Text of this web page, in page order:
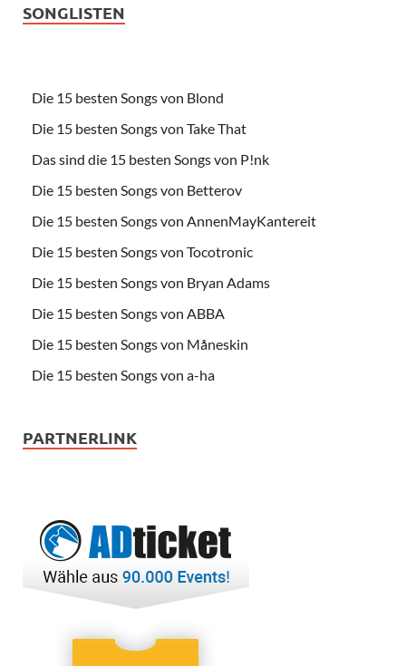
SONGLISTEN
Die 15 besten Songs von Blond
Die 15 besten Songs von Take That
Das sind die 15 besten Songs von P!nk
Die 15 besten Songs von Betterov
Die 15 besten Songs von AnnenMayKantereit
Die 15 besten Songs von Tocotronic
Die 15 besten Songs von Bryan Adams
Die 15 besten Songs von ABBA
Die 15 besten Songs von Måneskin
Die 15 besten Songs von a-ha
PARTNERLINK